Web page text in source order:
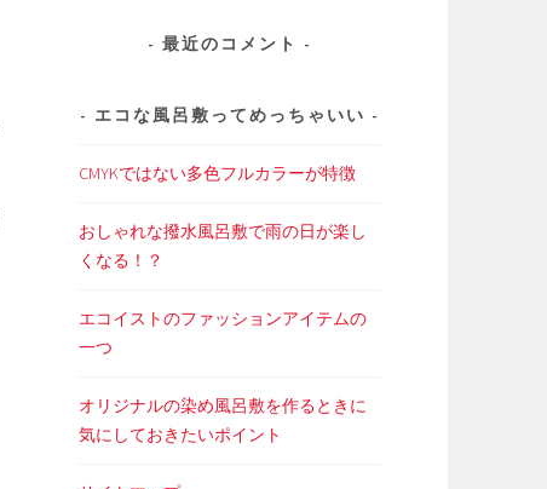
最近のコメント
エコな風呂敷ってめっちゃいい
CMYKではない多色フルカラーが特徴
おしゃれな撥水風呂敷で雨の日が楽し
くなる！？
エコイストのファッションアイテムの
一つ
オリジナルの染め風呂敷を作るときに
気にしておきたいポイント